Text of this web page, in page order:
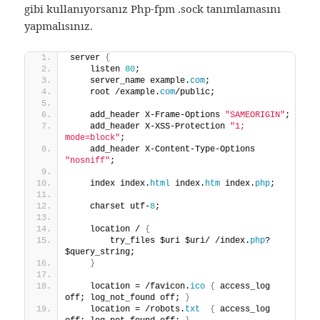
gibi kullanıyorsanız Php-fpm .sock tanımlamasını
yapmalısınız.
server {
    listen
80;
    server_name example.
com;
    root /example.
com/public;
    add_header X-Frame-Options
"SAMEORIGIN" ;
    add_header X-XSS-Protection
"1;
mode=block" ;
"nosniff" ;
    index index.
html index. htm index. php;
    charset utf-
8;
    location /
{
        try_files $uri $uri/ /index.
php?
$query_string;
}
    location = /favicon.
ico {
access_log
off; log_not_found off;
}
    location = /robots.
txt {
access_log